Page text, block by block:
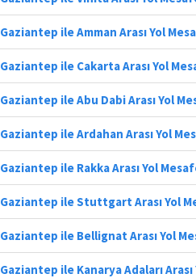
Gaziantep ile Amman Arası Yol
Gaziantep ile Cakarta Arası Yol
Gaziantep ile Abu Dabi Arası Yol
Gaziantep ile Ardahan Arası Yol
Gaziantep ile Rakka Arası Yol
Gaziantep ile Stuttgart Arası Yol
Gaziantep ile Bellignat Arası Yol
Gaziantep ile Kanarya Adaları